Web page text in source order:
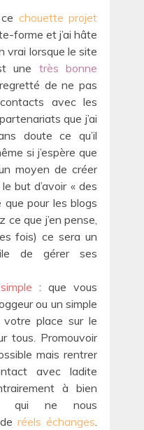
chouette projet
forme et j’ai hâte
vrai lorsque le site
une très bonne
de ne pas
avec les
que j’ai
doute ce qu’il
si j’espère que
moyen de créer
but d’avoir « des
pour les blogs
ce que j’en pense,
fois) ce sera un
de gérer ses
simple : que vous
ou un simple
votre place sur le
tous. Promouvoir
mais rentrer
avec ladite
à bien
qui ne nous
réels échanges.